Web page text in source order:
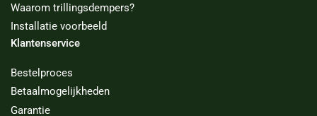
Waarom trillingsdempers?
Installatie voorbeeld
Klantenservice
Bestelproces
Betaalmogelijkheden
Garantie